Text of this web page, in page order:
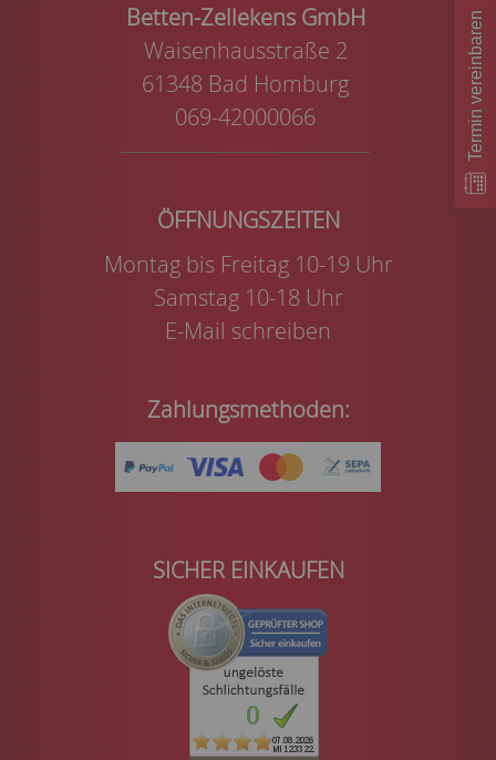
Betten-Zellekens GmbH
Waisenhausstraße 2
61348 Bad Homburg
069-42000066
Montag bis Freitag 10-19 Uhr
Samstag 10-18 Uhr
E-Mail schreiben
Zahlungsmethoden:
SICHER EINKAUFEN
Termin vereinbaren